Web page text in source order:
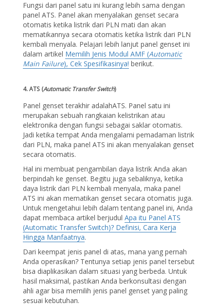
Fungsi dari panel satu ini kurang lebih sama dengan
panel ATS. Panel akan menyalakan genset secara
otomatis ketika listrik dari PLN mati dan akan
mematikannya secara otomatis ketika listrik dari PLN
kembali menyala. Pelajari lebih lanjut panel genset ini
dalam artikel Memilih Jenis Modul AMF (Automatic
Main Failure), Cek Spesifikasinya! berikut.
4. ATS (Automatic Transfer Switch)
Panel genset terakhir adalahATS. Panel satu ini
merupakan sebuah rangkaian kelistrikan atau
elektronika dengan fungsi sebagai saklar otomatis.
Jadi ketika tempat Anda mengalami pemadaman listrik
dari PLN, maka panel ATS ini akan menyalakan genset
secara otomatis.
Hal ini membuat pengambilan daya listrik Anda akan
berpindah ke genset. Begitu juga sebaliknya, ketika
daya listrik dari PLN kembali menyala, maka panel
ATS ini akan mematikan genset secara otomatis juga.
Untuk mengetahui lebih dalam tentang panel ini, Anda
dapat membaca artikel berjudulApa itu Panel ATS
(Automatic Transfer Switch)? Definisi, Cara Kerja
Hingga Manfaatnya.
Dari keempat jenis panel di atas, mana yang pernah
Anda operasikan? Tentunya setiap jenis panel tersebut
bisa diaplikasikan dalam situasi yang berbeda. Untuk
hasil maksimal, pastikan Anda berkonsultasi dengan
ahli agar bisa memilih jenis panel genset yang paling
sesuai kebutuhan.